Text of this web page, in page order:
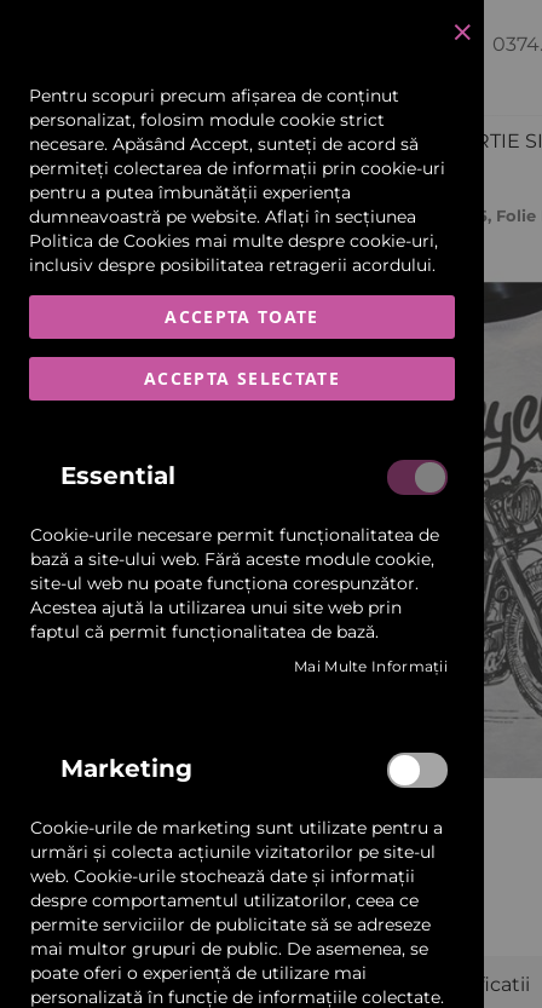
PRODUCTIE PUBLICITARA
Echipamente și Consumabile
Scannere și Imprimante 3D
Materiale Flexibile
Materiale Rigide-Plăci
LED și Transformatoare
Prelate, Copertine și Obloane
Materiale Ambalat
Mostrare și Cataloage
Servicii
HARTIE
Pagina Principală Poli Flex Printabil Transparent 4625,
Skip
to
the
end
the
images
Skip
to
the
Puncte forte Descriere Specificatii
închide
Pentru scopuri precum afișarea de conținut
personalizat, folosim module cookie strict
necesare. Apăsând Accept, sunteți de acord să
permiteți colectarea de informații prin cookie-uri
pentru a putea îmbunătății experiența
dumneavoastră pe website. Aflați în secțiunea
Politica de Cookies mai multe despre cookie-uri,
inclusiv despre posibilitatea retragerii acordului.
ACCEPTA SELECTATE
ACCEPTA TOATE
Essential
Cookie-urile necesare permit funcționalitatea de
bază a site-ului web. Fără aceste module cookie,
site-ul web nu poate funcționa corespunzător.
Acestea ajută la utilizarea unui site web prin
faptul că permit funcționalitatea de bază.
Mai Multe Informații
Marketing
Cookie-urile de marketing sunt utilizate pentru a
urmări și colecta acțiunile vizitatorilor pe site-ul
web. Cookie-urile stochează date și informații
despre comportamentul utilizatorilor, ceea ce
permite serviciilor de publicitate să se adreseze
mai multor grupuri de public. De asemenea, se
poate oferi o experiență de utilizare mai
personalizată în funcție de informațiile colectate.